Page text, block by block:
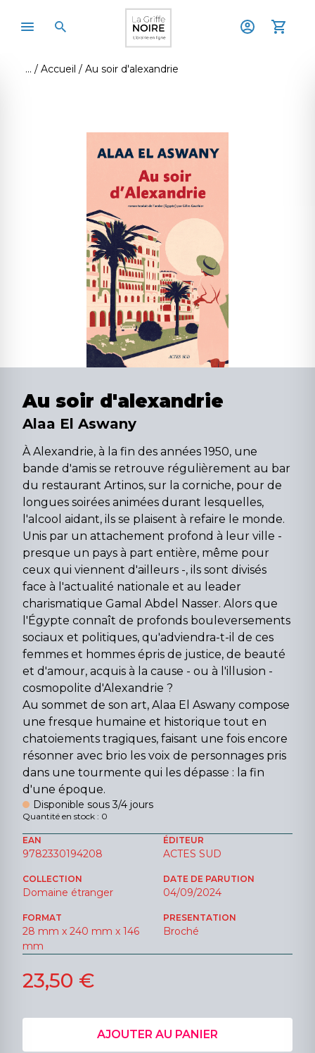
Accueil Au soir d'alexandrie
Au soir d'alexandrie
Alaa El Aswany
À Alexandrie, à la fin des années 1950, une
bande d'amis se retrouve régulièrement au bar
du restaurant Artinos, sur la corniche, pour de
longues soirées animées durant lesquelles,
l'alcool aidant, ils se plaisent à refaire le monde.
Unis par un attachement profond à leur ville -
presque un pays à part entière, même pour
ceux qui viennent d'ailleurs -, ils sont divisés
face à l'actualité nationale et au leader
charismatique Gamal Abdel Nasser. Alors que
l'Égypte connaît de profonds bouleversements
sociaux et politiques, qu'adviendra-t-il de ces
femmes et hommes épris de justice, de beauté
et d'amour, acquis à la cause - ou à l'illusion -
cosmopolite d'Alexandrie ?
Au sommet de son art, Alaa El Aswany compose
une fresque humaine et historique tout en
chatoiements tragiques, faisant une fois encore
résonner avec brio les voix de personnages pris
dans une tourmente qui les dépasse : la fin
d'une époque.
Disponible sous 3/4 jours
Quantité en stock : 0
EAN
9782330194208
ÉDITEUR
ACTES SUD
COLLECTION
Domaine étranger
DATE DE PARUTION
04/09/2024
FORMAT
28 mm x 240 mm x 146
mm
PRESENTATION
Broché
23,50 €
AJOUTER AU PANIER